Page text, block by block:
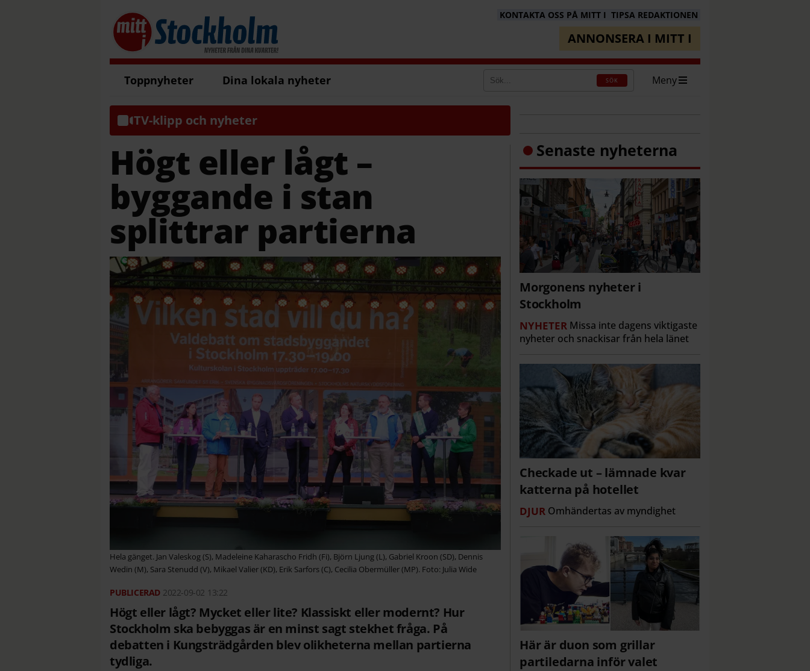
KONTAKTA OSS PÅ MITT I TIPSA REDAKTIONEN
ANNONSERA I MITT I
Toppnyheter Dina lokala nyheter SÖK Meny
TV-klipp och nyheter
Högt eller lågt –
byggande i stan
splittrar partierna
Hela gänget. Jan Valeskog (S), Madeleine Kaharascho Fridh (Fi), Björn Ljung (L), Gabriel Kroon (SD), Dennis
Wedin (M), Sara Stenudd (V), Mikael Valier (KD), Erik Sarfors (C), Cecilia Obermüller (MP). Foto: Julia Wide
2022-09-02 13:22
Högt eller lågt? Mycket eller lite? Klassiskt eller modernt? Hur
Stockholm ska bebyggas är en minst sagt stekhet fråga. På
debatten i Kungsträdgården blev olik­heterna mellan partierna
tydliga.
Senaste nyheterna
Morgonens nyheter i
Stockholm
NYHETER Missa inte dagens viktigaste
nyheter och snackisar från hela länet
Checkade ut – lämnade kvar
katterna på hotellet
DJUR Omhändertas av myndighet
Här är duon som grillar
partiledarna inför valet